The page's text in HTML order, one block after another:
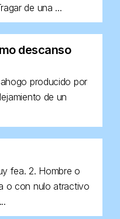
de una ...
descanso
producido por
de un
fea. 2. Hombre o
o con nulo atractivo